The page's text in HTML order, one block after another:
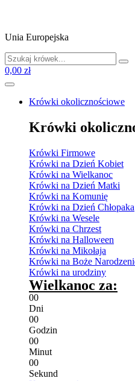
Unia Europejska
0,00 zł
Krówki okolicznościowe
Krówki
Krówki Firmowe
Krówki na Dzień Kobiet
Krówki na Wielkanoc
Krówki na Dzień Matki
Krówki na Komunię
Krówki na Dzień Chłopaka
Krówki na Wesele
Krówki na Chrzest
Krówki na Halloween
Krówki na Mikołaja
Krówki na Boże
Krówki na urodziny
Wielkanoc za:
00
Dni
00
Godzin
00
Minut
00
Sekund